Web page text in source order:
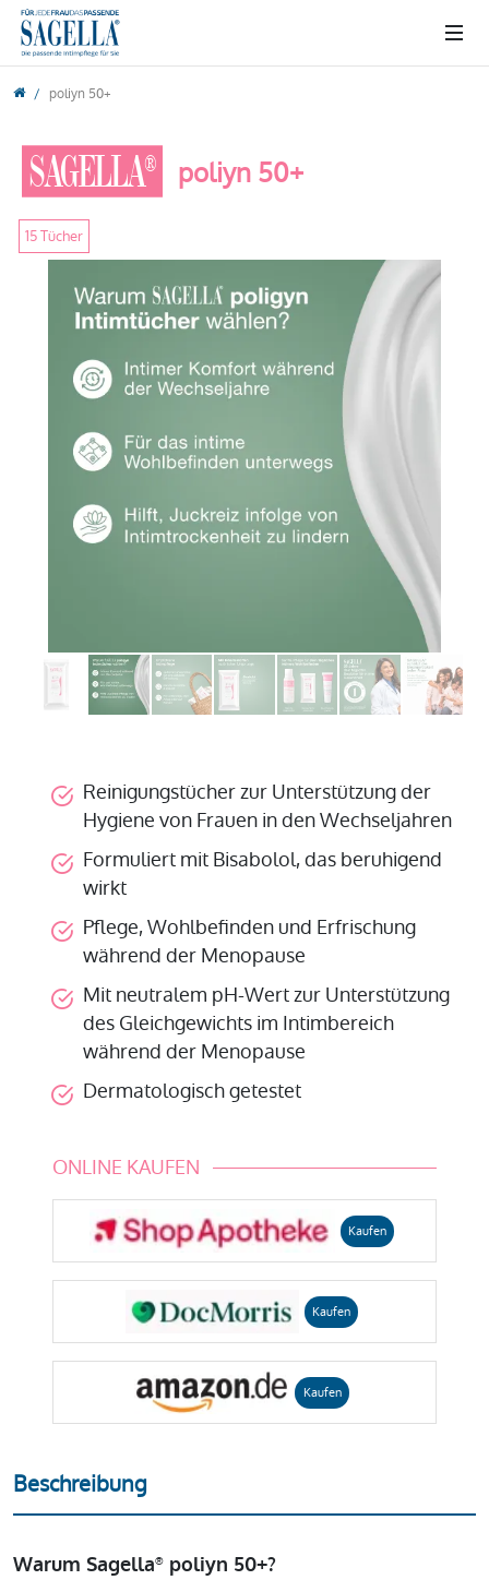
poliyn 50+
SAGELLA® poliyn 50+
15 Tücher
Reinigungstücher zur Unterstützung der
Hygiene von Frauen in den Wechseljahren
Formuliert mit Bisabolol, das beruhigend
wirkt
Pflege, Wohlbefinden und Erfrischung
während der Menopause
Mit neutralem pH-Wert zur Unterstützung
des Gleichgewichts im Intimbereich
während der Menopause
Dermatologisch getestet
ONLINE KAUFEN
Kaufen
Kaufen
Kaufen
Beschreibung
Warum Sagella® poliyn 50+?